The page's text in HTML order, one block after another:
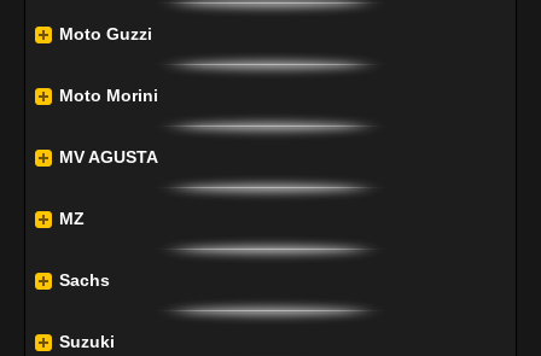
Moto Guzzi
Moto Morini
MV AGUSTA
MZ
Sachs
Suzuki